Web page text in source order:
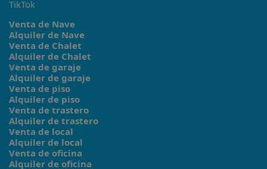
TikTok
Venta de Nave
Alquiler de Nave
Venta de Chalet
Alquiler de Chalet
Venta de garaje
Alquiler de garaje
Venta de piso
Alquiler de piso
Venta de trastero
Alquiler de trastero
Venta de local
Alquiler de local
Venta de oficina
Alquiler de oficina